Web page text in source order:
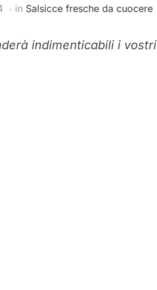
in Salsicce fresche da cuocere
indimenticabili i vostri